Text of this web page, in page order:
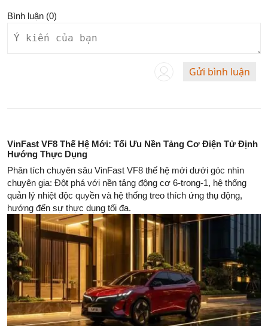
Bình luận (0)
Gửi bình luận
VinFast VF8 Thế Hệ Mới: Tối Ưu Nền Tảng Cơ Điện Tử Định
Hướng Thực Dụng
Phân tích chuyên sâu VinFast VF8 thế hệ mới dưới góc nhìn
chuyên gia: Đột phá với nền tảng động cơ 6-trong-1, hệ thống
quản lý nhiệt độc quyền và hệ thống treo thích ứng thụ động,
hướng đến sự thực dụng tối đa.